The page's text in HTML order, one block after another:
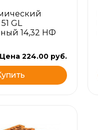
GL
14,32 НФ
Цена 224.00 руб.